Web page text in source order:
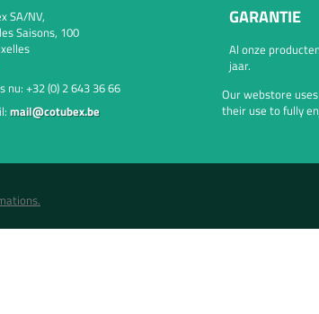
GARANTIE
Al onze
jaar.
SA/NV,
Saisons, 100
nu: +32 (0) 2 643 36 66
mail@cotubex.be
Our webstore
their use to fully